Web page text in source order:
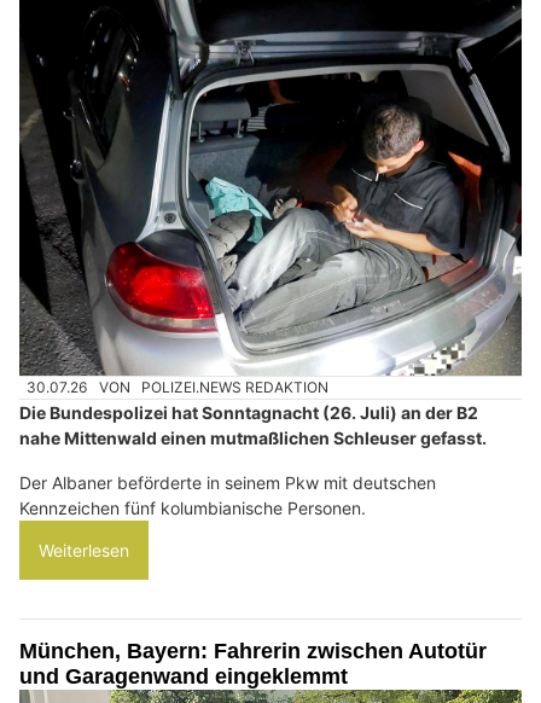
30.07.26 VON POLIZEI.NEWS REDAKTION
Die Bundespolizei hat Sonntagnacht (26. Juli) an der B2
nahe Mittenwald einen mutmaßlichen Schleuser gefasst.
Der Albaner beförderte in seinem Pkw mit deutschen
Kennzeichen fünf kolumbianische Personen.
Weiterlesen
München, Bayern: Fahrerin zwischen Autotür
und Garagenwand eingeklemmt